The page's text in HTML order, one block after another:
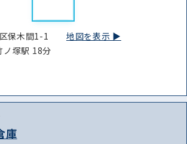
区保木間1-1 地図を表示 ▶︎
ノ塚駅 18分
庫